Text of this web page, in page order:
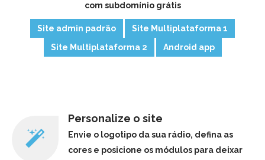
com subdomínio grátis
Site admin padrão
Site Multiplataforma 1
Site Multiplataforma 2
Android app
Personalize o site
Envie o logotipo da sua rádio, defina as
cores e posicione os módulos para deixar